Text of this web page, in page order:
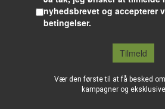
nyhedsbrevet og accepterer
betingelser.
Tilmeld
Vær den første til at få besked
kampagner og